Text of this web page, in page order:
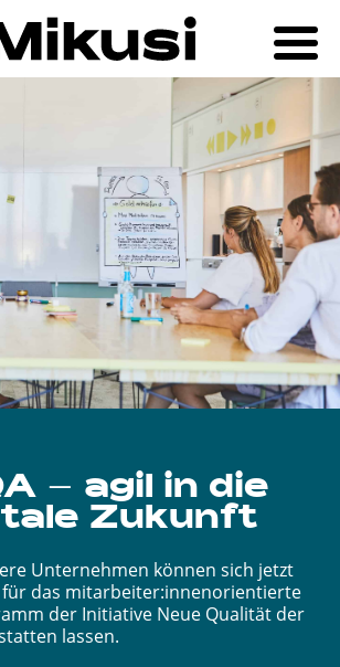
gestalten
INQA
gestalten
Über Mikusi
Akademie
– agil in die
Zukunft
Unternehmen können sich jetzt
für das mitarbeiter:innenorientierte
der Initia­tive Neue Qualität der
lassen.